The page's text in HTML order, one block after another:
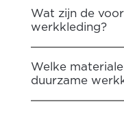
Wat zijn de
werkkleding?
Welke
duurzame